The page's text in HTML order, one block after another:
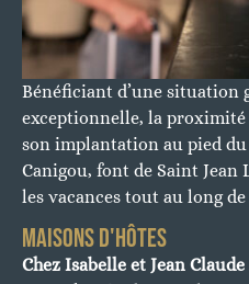
Bénéficiant d’une situation
exceptionnelle, la proximité
son implantation au pied du
Canigou, font de Saint
les vacances tout au long de
MAISONS D'HÔTES
Chez Isabelle et Jean